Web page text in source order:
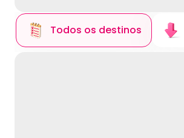
Todos os destinos